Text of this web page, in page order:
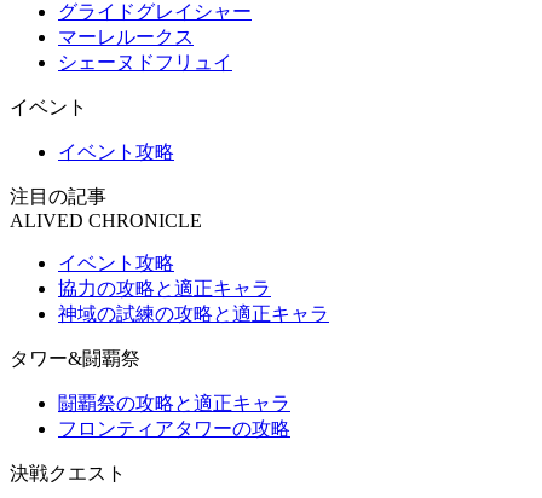
グライドグレイシャー
マーレルークス
シェーヌドフリュイ
イベント
イベント攻略
注目の記事
ALIVED CHRONICLE
イベント攻略
協力の攻略と適正キャラ
神域の試練の攻略と適正キャラ
タワー&闘覇祭
闘覇祭の攻略と適正キャラ
フロンティアタワーの攻略
決戦クエスト